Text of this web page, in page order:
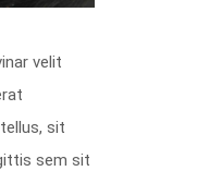
velit
sit
sem sit